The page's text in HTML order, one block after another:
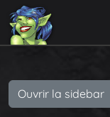
Ouvrir la sidebar